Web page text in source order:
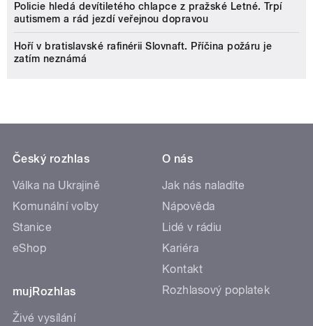
Policie hledá devítiletého chlapce z pražské Letné. Trpí
autismem a rád jezdí veřejnou dopravou
Hoří v bratislavské rafinérii Slovnaft. Příčina požáru je
zatím neznámá
Český rozhlas
Válka na Ukrajině
Komunální volby
Stanice
eShop
mujRozhlas
Živé vysílání
O nás
Jak nás naladíte
Nápověda
Lidé v rádiu
Kariéra
Kontakt
Rozhlasový poplatek